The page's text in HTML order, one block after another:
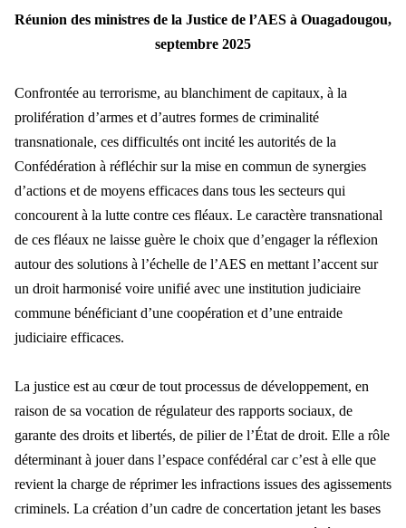
Réunion des ministres de la Justice de l’AES à Ouagadougou,
septembre 2025
Confrontée au terrorisme, au blanchiment de capitaux, à la
prolifération d’armes et d’autres formes de criminalité
transnationale, ces difficultés ont incité les autorités de la
Confédération à réfléchir sur la mise en commun de synergies
d’actions et de moyens efficaces dans tous les secteurs qui
concourent à la lutte contre ces fléaux. Le caractère transnational
de ces fléaux ne laisse guère le choix que d’engager la réflexion
autour des solutions à l’échelle de l’AES en mettant l’accent sur
un droit harmonisé voire unifié avec une institution judiciaire
commune bénéficiant d’une coopération et d’une entraide
judiciaire efficaces.
La justice est au cœur de tout processus de développement, en
raison de sa vocation de régulateur des rapports sociaux, de
garante des droits et libertés, de pilier de l’État de droit. Elle a rôle
déterminant à jouer dans l’espace confédéral car c’est à elle que
revient la charge de réprimer les infractions issues des agissements
criminels. La création d’un cadre de concertation jetant les bases